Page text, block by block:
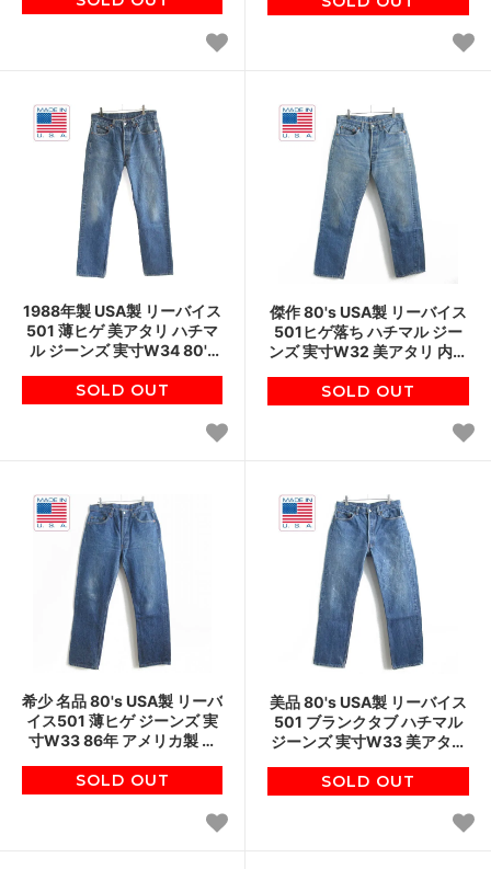
1988年製 USA製 リーバイス
501 薄ヒゲ 美アタリ ハチマ
ル ジーンズ 実寸W34 80's
ージ D145
SOLD OUT
傑作 80's USA製 リーバイス
501ヒゲ落ち ハチマル ジー
ンズ 実寸W32 美アタリ 内股
ンテージ d144
SOLD OUT
希少 名品 80's USA製 リーバ
イス501 薄ヒゲ ジーンズ 実
寸W33 86年 アメリカ製 脇
ージ d144
SOLD OUT
美品 80's USA製 リーバイス
501 ブランクタブ ハチマル
ジーンズ 実寸W33 美アタリ
ビンテージ d144
SOLD OUT